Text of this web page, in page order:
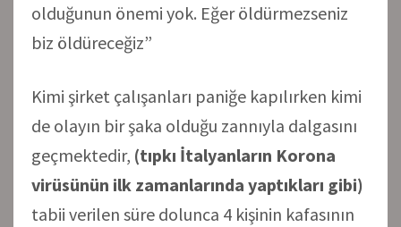
olduğunun önemi yok. Eğer öldürmezseniz
biz öldüreceğiz”
Kimi şirket çalışanları paniğe kapılırken kimi
de olayın bir şaka olduğu zannıyla dalgasını
geçmektedir, (tıpkı İtalyanların Korona
virüsünün ilk zamanlarında yaptıkları gibi)
tabii verilen süre dolunca 4 kişinin kafasının